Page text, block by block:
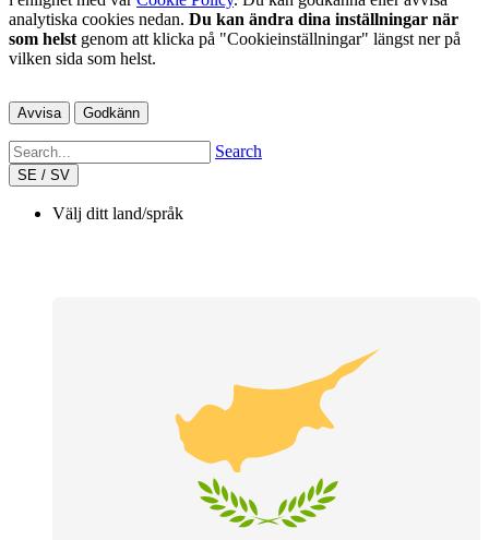
analytiska cookies nedan. Du kan ändra dina inställningar när
som helst genom att klicka på "Cookieinställningar" längst ner på
vilken sida som helst.
Avvisa Godkänn
Search
SE / SV
Välj ditt land/språk